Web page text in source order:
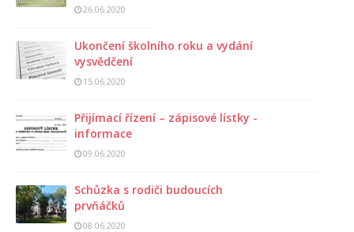
26.06.2020
Ukončení školního roku a vydání
vysvědčení
15.06.2020
Přijímací řízení – zápisové lístky -
informace
09.06.2020
Schůzka s rodiči budoucích
prvňáčků
08.06.2020